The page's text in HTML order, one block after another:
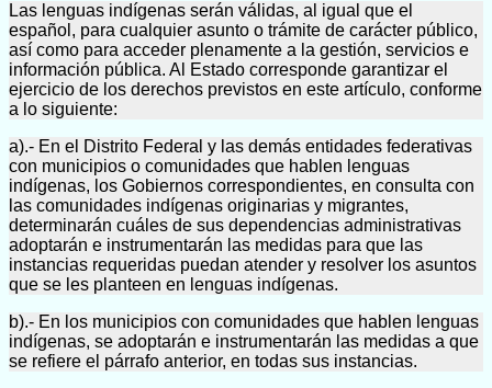
Las lenguas indígenas serán válidas, al igual que el
español, para cualquier asunto o trámite de carácter público,
así como para acceder plenamente a la gestión, servicios e
información pública. Al Estado corresponde garantizar el
ejercicio de los derechos previstos en este artículo, conforme
a lo siguiente:
a).- En el Distrito Federal y las demás entidades federativas
con municipios o comunidades que hablen lenguas
indígenas, los Gobiernos correspondientes, en consulta con
las comunidades indígenas originarias y migrantes,
determinarán cuáles de sus dependencias administrativas
adoptarán e instrumentarán las medidas para que las
instancias requeridas puedan atender y resolver los asuntos
que se les planteen en lenguas indígenas.
b).- En los municipios con comunidades que hablen lenguas
indígenas, se adoptarán e instrumentarán las medidas a que
se refiere el párrafo anterior, en todas sus instancias.